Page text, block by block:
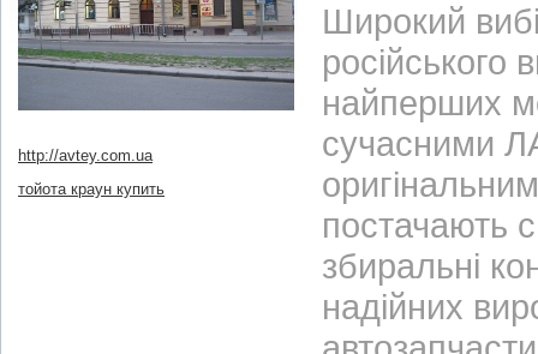
http://avtey.com.ua
тойота краун купить
Широкий
найперших
сучасними
постачають
збиральні
надійних